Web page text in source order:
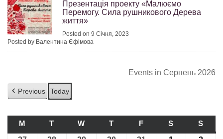
Презентація проекту «Малюємо
Перемогу. Сила рушникового Дерева
життя»
Posted on 9 Січня, 2023
Posted by Валентина Єфімова
Events in Серпень 2026
Previous Today
M ПОНЕДІЛОК
T ВІВТОРОК
W СЕРЕДА
TЧЕТВЕР
FП’ЯТНИЦЯ
S СУБОТА
S